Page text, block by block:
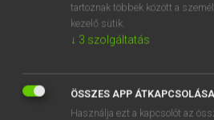
SZOTAR.NET
ONLINE
tartoznak többek között a
kezelő sütik.
↓ 3 szolgáltatás
ÖSSZES APP ÁTKAPCSOLÁSA
Használja ezt a kapcsolót az